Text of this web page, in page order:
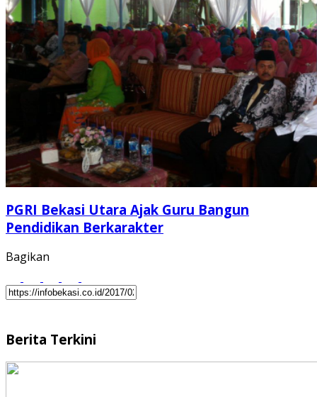
PGRI Bekasi Utara Ajak Guru Bangun
Pendidikan Berkarakter
Bagikan
Berita Terkini